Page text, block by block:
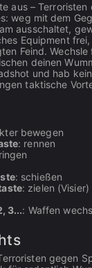
aus –
weg mit dem
ausschaltet,
Equipment
Feind.
deinen
und hab
taktische
bewegen
: rennen
: schießen
: zielen (Visier)
3...: Waffen
gegen